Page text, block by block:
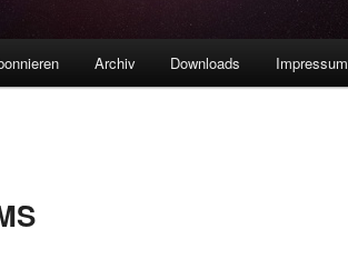
Archiv Downloads Impressum